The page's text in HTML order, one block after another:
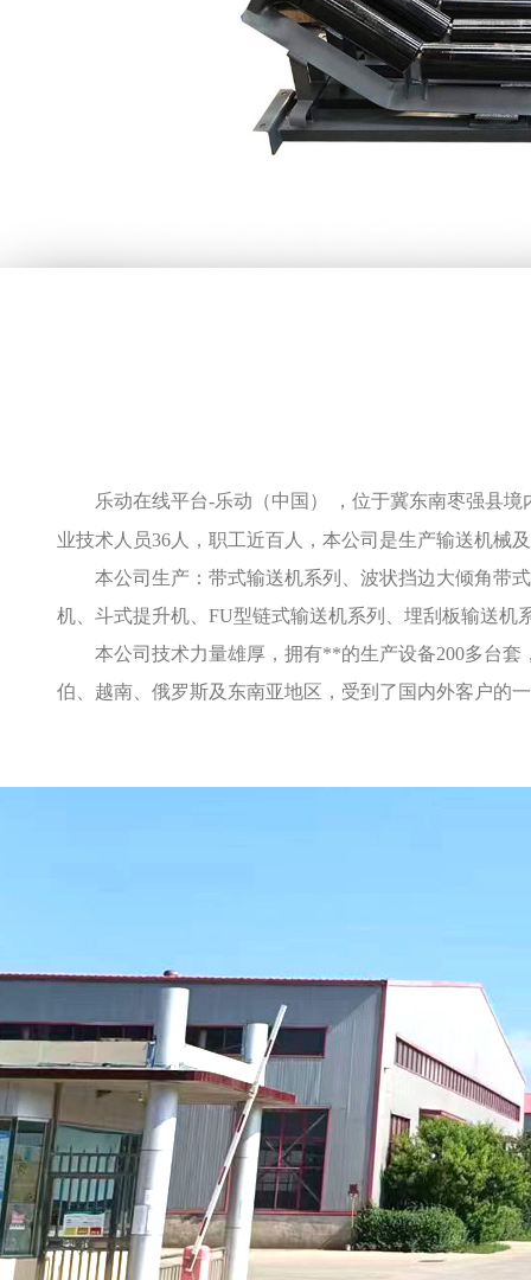
乐动在线平台-乐动（中国） ，位于冀东南枣强县
业技术人员36人，职工近百人，本公司是生产输送机械
本公司生产：带式输送机系列、波状挡边大倾角带
机、斗式提升机、FU型链式输送机系列、埋刮板输送
本公司技术力量雄厚，拥有**的生产设备200多台
伯、越南、俄罗斯及东南亚地区，受到了国内外客户的